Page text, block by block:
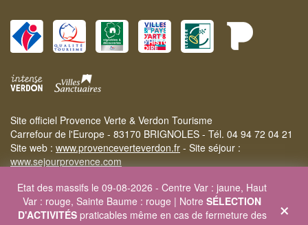
Site officiel Provence Verte & Verdon Tourisme
Carrefour de l'Europe - 83170 BRIGNOLES - Tél. 04 94 72 04 21
Site web : www.provenceverteverdon.fr - Site séjour :
www.sejourprovence.com
×
Etat des massifs le 09-08-2026 - Centre Var : jaune, Haut
Var : rouge, Sainte Baume : rouge | Notre SÉLECTION
D'ACTIVITÉSpraticables même en cas de fermeture des